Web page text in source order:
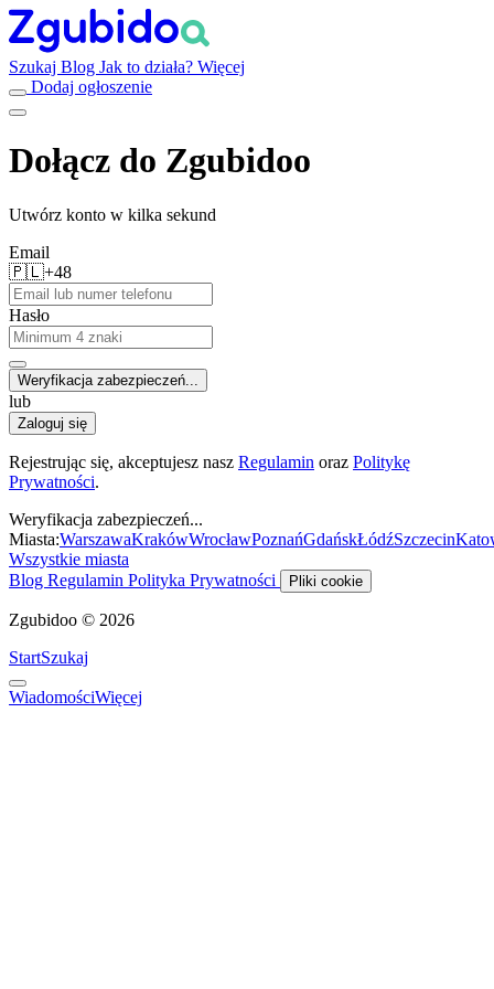
Szukaj Blog Jak to działa? Więcej
Dodaj ogłoszenie
Dołącz do Zgubidoo
Utwórz konto w kilka sekund
Email
🇵🇱+48
Hasło
Weryfikacja zabezpieczeń...
lub
Zaloguj się
Rejestrując się, akceptujesz nasz Regulamin oraz Politykę
Prywatności.
Weryfikacja zabezpieczeń...
Miasta:WarszawaKrakówWrocławPoznańGdańskŁódźSzczecin
Wszystkie miasta
Blog Regulamin Polityka Prywatności Pliki cookie
Zgubidoo © 2026
StartSzukaj
WiadomościWięcej